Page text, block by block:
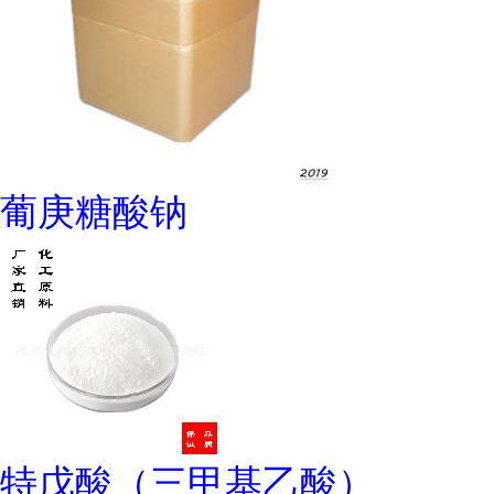
葡庚糖酸钠
特戊酸（三甲基乙酸）